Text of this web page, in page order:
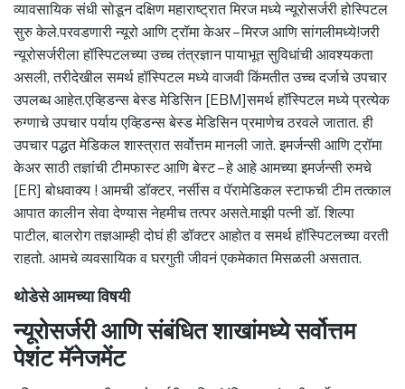
व्यावसायिक संधी सोडून दक्षिण महाराष्ट्रात मिरज मध्ये न्यूरोसर्जरी होस्पिटल
सुरु केले.परवडणारी न्यूरो आणि ट्रॉमा केअर – मिरज आणि सांगलीमध्ये!जरी
न्यूरोसर्जरीला हॉस्पिटलच्या उच्च तंत्रज्ञान पायाभूत सुविधांची आवश्यकता
असली, तरीदेखील समर्थ हॉस्पिटल मध्ये वाजवी किंमतीत उच्च दर्जाचे उपचार
उपलब्ध आहेत.एव्हिडन्स बेस्ड मेडिसिन [EBM]समर्थ हॉस्पिटल मध्ये प्रत्येक
रुग्णाचे उपचार पर्याय एव्हिडन्स बेस्ड मेडिसिन प्रमाणेच ठरवले जातात. ही
उपचार पद्धत मेडिकल शास्त्रात सर्वोत्तम मानली जाते. इमर्जन्सी आणि ट्रॉमा
केअर साठी तज्ञांची टीमफास्ट आणि बेस्ट – हे आहे आमच्या इमर्जन्सी रुमचे
[ER] बोधवाक्य ! आमची डॉक्टर, नर्सीस व पॅरामेडिकल स्टाफची टीम तत्काल
आपात कालीन सेवा देण्यास नेहमीच तत्पर असते.माझी पत्नी डॉ. शिल्पा
पाटील, बालरोग तज्ञआम्ही दोघं ही डॉक्टर आहोत व समर्थ हॉस्पिटलच्या वरती
राहतो. आमचे व्यवसायिक व घरगुती जीवनं एकमेकात मिसळली असतात.
थोडेसे आमच्या विषयी
न्यूरोसर्जरी आणि संबंधित शाखांमध्ये सर्वोत्तम
पेशंट मॅनेजमेंट